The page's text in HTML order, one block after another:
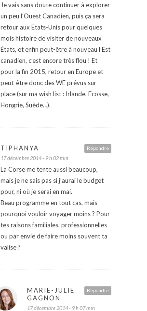
Je vais sans doute continuer à explorer
un peu l’Ouest Canadien, puis ça sera
retour aux États-Unis pour quelques
mois histoire de visiter de nouveaux
États, et enfin peut-être à nouveau l’Est
canadien, c’est encore très flou ! Et
pour la fin 2015, retour en Europe et
peut-être donc des WE prévus sur
place (sur ma wish list : Irlande, Ecosse,
Hongrie, Suède…).
Répondre
TIPHANYA
17 décembre 2014 - 9 h 02 min
La Corse me tente aussi beaucoup,
mais je ne sais pas si j’aurai le budget
pour, ni où je serai en mai.
Beau programme en tout cas, mais
pourquoi vouloir voyager moins ? Pour
tes raisons familiales, professionnelles
ou par envie de faire moins souvent ta
valise ?
Répondre
MARIE-JULIE
GAGNON
17 décembre 2014 - 9 h 07 min